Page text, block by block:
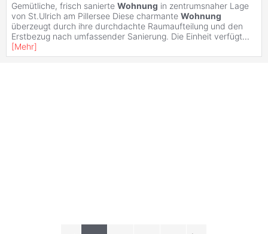
Gemütliche, frisch sanierte Wohnung in zentrumsnaher Lage
von St.Ulrich am Pillersee Diese charmante Wohnung
überzeugt durch ihre durchdachte Raumaufteilung und den
Erstbezug nach umfassender Sanierung. Die Einheit verfügt...
[Mehr]